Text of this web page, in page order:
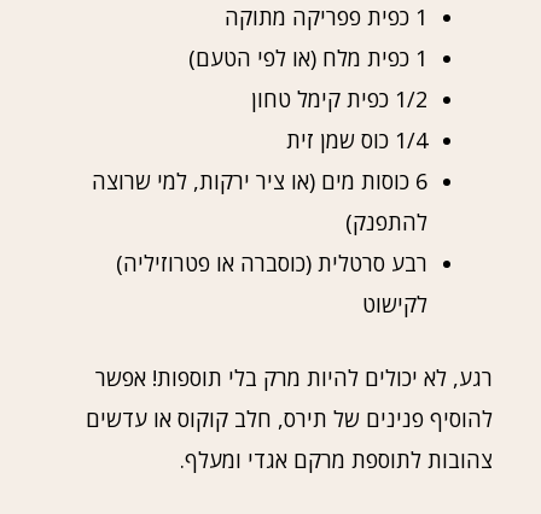
1 כפית פפריקה מתוקה
1 כפית מלח (או לפי הטעם)
1/2 כפית קימל טחון
1/4 כוס שמן זית
6 כוסות מים (או ציר ירקות, למי שרוצה
להתפנק)
רבע סרטלית (כוסברה או פטרוזיליה)
לקישוט
רגע, לא יכולים להיות מרק בלי תוספות! אפשר
להוסיף פנינים של תירס, חלב קוקוס או עדשים
צהובות לתוספת מרקם אגדי ומעלף.